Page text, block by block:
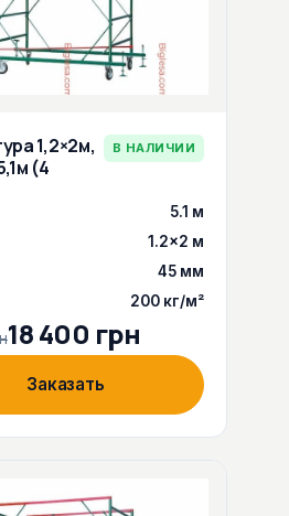
1,2×2м,
(4
В НАЛИЧИИ
5.1 м
1.2×2 м
45 мм
200 кг/м²
18 400 грн
Заказать